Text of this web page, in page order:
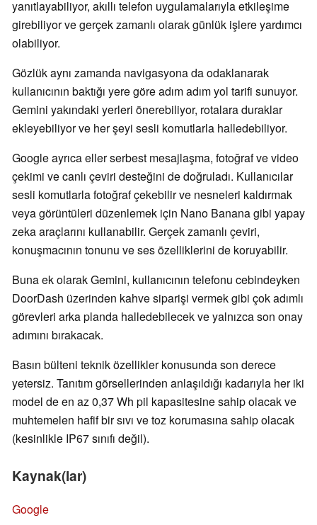
yanıtlayabiliyor, akıllı telefon uygulamalarıyla etkileşime
girebiliyor ve gerçek zamanlı olarak günlük işlere yardımcı
olabiliyor.
Gözlük aynı zamanda navigasyona da odaklanarak
kullanıcının baktığı yere göre adım adım yol tarifi sunuyor.
Gemini yakındaki yerleri önerebiliyor, rotalara duraklar
ekleyebiliyor ve her şeyi sesli komutlarla halledebiliyor.
Google ayrıca eller serbest mesajlaşma, fotoğraf ve video
çekimi ve canlı çeviri desteğini de doğruladı. Kullanıcılar
sesli komutlarla fotoğraf çekebilir ve nesneleri kaldırmak
veya görüntüleri düzenlemek için Nano Banana gibi yapay
zeka araçlarını kullanabilir. Gerçek zamanlı çeviri,
konuşmacının tonunu ve ses özelliklerini de koruyabilir.
Buna ek olarak Gemini, kullanıcının telefonu cebindeyken
DoorDash üzerinden kahve siparişi vermek gibi çok adımlı
görevleri arka planda halledebilecek ve yalnızca son onay
adımını bırakacak.
Basın bülteni teknik özellikler konusunda son derece
yetersiz. Tanıtım görsellerinden anlaşıldığı kadarıyla her iki
model de en az 0,37 Wh pil kapasitesine sahip olacak ve
muhtemelen hafif bir sıvı ve toz korumasına sahip olacak
(kesinlikle IP67 sınıfı değil).
Kaynak(lar)
Google